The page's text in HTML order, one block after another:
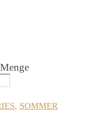
, SOMMER